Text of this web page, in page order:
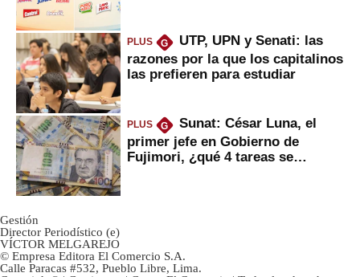
PLUS G
UTP, UPN y Senati: las
razones por la que los capitalinos
las prefieren para estudiar
PLUS G
Sunat: César Luna, el
primer jefe en Gobierno de
Fujimori, ¿qué 4 tareas se
Gestión
Director Periodístico (e)
VÍCTOR MELGAREJO
© Empresa Editora El Comercio S.A.
Calle Paracas #532, Pueblo Libre, Lima.